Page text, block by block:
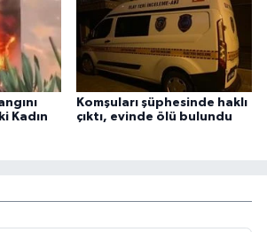
Kadın
Komşuları şüphesinde haklı
çıktı, evinde ölü bulundu